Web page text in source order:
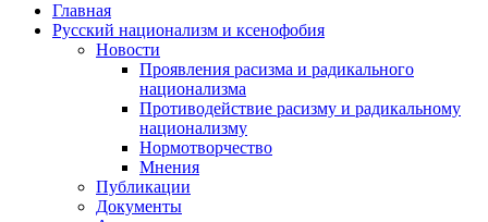
Главная
Русский национализм и ксенофобия
Новости
Проявления расизма и радикального
национализма
Противодействие расизму и радикальному
национализму
Нормотворчество
Мнения
Публикации
Документы